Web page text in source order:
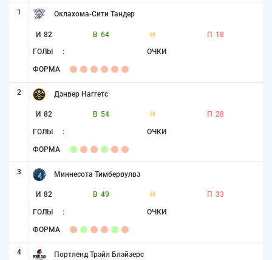
1 Оклахома-Сити Тандер
И 82 В 64 Н П 18
ГОЛЫ : ОЧКИ
ФОРМА
2 Дэнвер Наггетс
И 82 В 54 Н П 28
ГОЛЫ : ОЧКИ
ФОРМА
3 Миннесота Тимбервулвз
И 82 В 49 Н П 33
ГОЛЫ : ОЧКИ
ФОРМА
4 Портленд Трэйл Блэйзерс